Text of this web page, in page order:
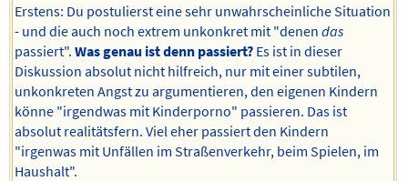
Erstens: Du postulierst eine sehr unwahrscheinliche Situation
- und die auch noch extrem unkonkret mit "denen das
passiert". Was genau ist denn passiert?Es ist in dieser
Diskussion absolut nicht hilfreich, nur mit einer subtilen,
unkonkreten Angst zu argumentieren, den eigenen Kindern
könne "irgendwas mit Kinderporno" passieren. Das ist
absolut realitätsfern. Viel eher passiert den Kindern
"irgenwas mit Unfällen im Straßenverkehr, beim Spielen, im
Haushalt".